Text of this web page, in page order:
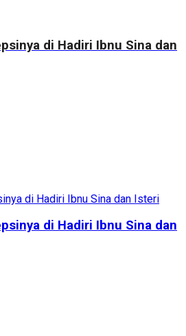
di Hadiri Ibnu Sina dan
di Hadiri Ibnu Sina dan